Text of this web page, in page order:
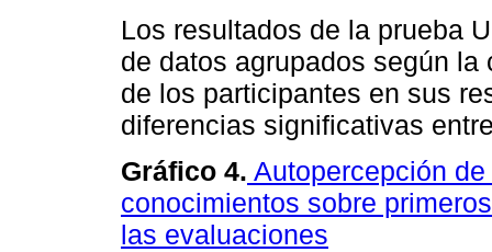
Los resultados de la prueba
de datos agrupados según
de los participantes en sus
diferencias significativas
Gráfico 4. Autopercepción
conocimientos sobre
las evaluaciones